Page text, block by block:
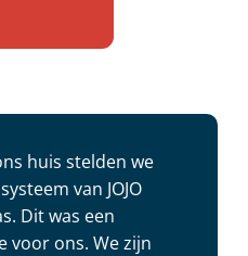
huis stelden we
van JOJO
Dit was een
voor ons. We zijn